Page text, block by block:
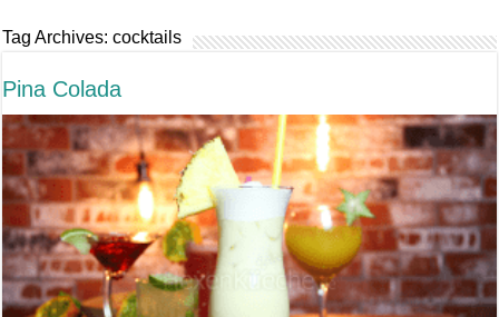
Tag Archives:cocktails
Pina Colada